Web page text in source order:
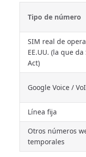
Tipo de número
SIM real de
EE.UU. (la que da
Act)
Google Voice /
Línea fija
Otros números
temporales